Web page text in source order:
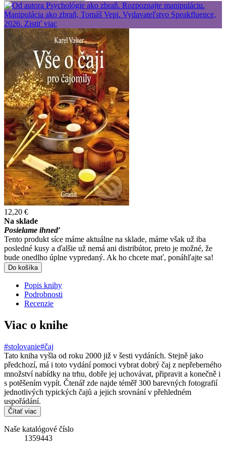
12,20 €
Na sklade
Posielame ihneď
Tento produkt síce máme aktuálne na sklade, máme však už iba
posledné kusy a ďalšie už nemá ani distribútor, preto je možné, že
bude onedlho úplne vypredaný. Ak ho chcete mať, ponáhľajte sa!
Do košíka
Popis knihy
Podrobnosti
Recenzie
Viac o knihe
#stolovanie#čaj
Tato kniha vyšla od roku 2000 již v šesti vydáních. Stejně jako
předchozí, má i toto vydání pomoci vybrat dobrý čaj z nepřeberného
množství nabídky na trhu, dobře jej uchovávat, připravit a konečně i
s potěšením vypít. Čtenář zde najde téměř 300 barevných fotografií
jednotlivých typických čajů a jejich srovnání v přehledném
uspořádání.
Čítať viac
Naše katalógové číslo
1359443